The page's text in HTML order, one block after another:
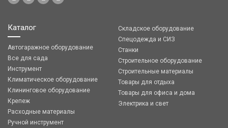
Каталог
Автогаражное оборудование
Все для сада
Инструмент
Климатическое оборудование
Клининговое оборудование
Крепеж
Расходные материалы
Ручной инструмент
Складское оборудование
Спецодежда и СИЗ
Станки
Строительное оборудование
Строительные материалы
Товары для отдыха
Товары для офиса и дома
Электрика и свет